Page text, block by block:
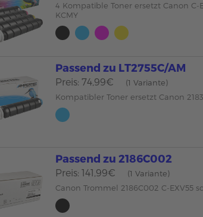
4 Kompatible Toner ersetzt Canon C-
KCMY
Passend zu LT2755C/AM
Preis: 74,99€
(1 Variante)
Kompatibler Toner ersetzt Canon
Passend zu 2186C002
Preis: 141,99€
(1 Variante)
Canon Trommel 2186C002 C-EXV55